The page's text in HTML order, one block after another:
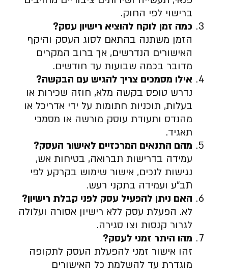
ברישוי לפי החוק.
כמה זמן לוקח להוציא רישיון עסק?
הזמן משתנה בהתאם לסוג העסק והיקף
האישורים הנדרשים, אך ברוב המקרים
מדובר בכמה שבועות עד חודשים.
אילו מסמכים צריך להגיש עם הבקשה?
נדרש טופס בקשה מלא, חוזה שכירות או
בעלות, תוכניות חתומות על ידי אדריכל או
מהנדס ותעודת עוסק מורשה או מסמכי
תאגיד.
מהם התנאים המרכזיים לאישור העסק?
עמידה בדרישות תברואה, בטיחות אש,
נגישות לנכים, אישור שימוש בקרקע לפי
תב”ע ועמידה בתקני רעש.
האם ניתן להפעיל עסק לפני קבלת רישיון?
לא. הפעלת עסק ללא רישיון אסורה ועלולה
לגרור קנסות וצו סגירה.
מהו היתר זמני לעסק?
זהו אישור זמני להפעלת העסק לתקופה
מוגדרת עד להשלמת כל האישורים